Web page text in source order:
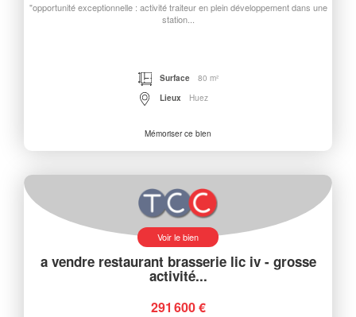
"opportunité exceptionnelle : activité traiteur en plein développement dans une
station...
Surface
80 m²
Lieux
Huez
Mémoriser ce bien
Voir le bien
a vendre restaurant brasserie lic iv - grosse
activité...
291 600 €